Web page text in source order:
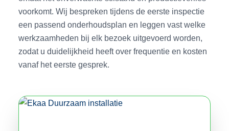
voorkomt. Wij bespreken tijdens de eerste inspectie
een passend onderhoudsplan en leggen vast welke
werkzaamheden bij elk bezoek uitgevoerd worden,
zodat u duidelijkheid heeft over frequentie en kosten
vanaf het eerste gesprek.